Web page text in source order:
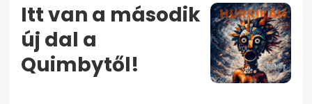
Itt van a második
új dal a
Quimbytől!